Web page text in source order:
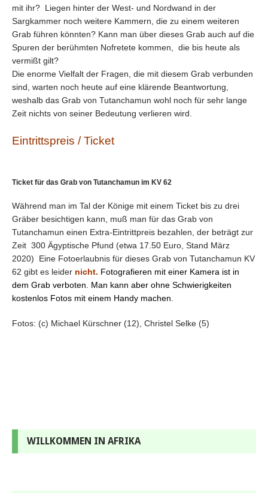
mit ihr? Liegen hinter der West- und Nordwand in der
Sargkammer noch weitere Kammern, die zu einem weiteren
Grab führen könnten? Kann man über dieses Grab auch auf die
Spuren der berühmten Nofretete kommen, die bis heute als
vermißt gilt?
Die enorme Vielfalt der Fragen, die mit diesem Grab verbunden
sind, warten noch heute auf eine klärende Beantwortung,
weshalb das Grab von Tutanchamun wohl noch für sehr lange
Zeit nichts von seiner Bedeutung verlieren wird.
Eintrittspreis / Ticket
Ticket für das Grab von Tutanchamun im KV 62
Während man im Tal der Könige mit einem Ticket bis zu drei
Gräber besichtigen kann, muß man für das Grab von
Tutanchamun einen Extra-Eintrittpreis bezahlen, der beträgt zur
Zeit 300 Ägyptische Pfund (etwa 17.50 Euro, Stand März
2020) Eine Fotoerlaubnis für dieses Grab von Tutanchamun KV
62 gibt es leider nicht. Fotografieren mit einer Kamera ist in
dem Grab verboten. Man kann aber ohne Schwierigkeiten
kostenlos Fotos mit einem Handy machen.
Fotos: (c) Michael Kürschner (12), Christel Selke (5)
WILLKOMMEN IN AFRIKA